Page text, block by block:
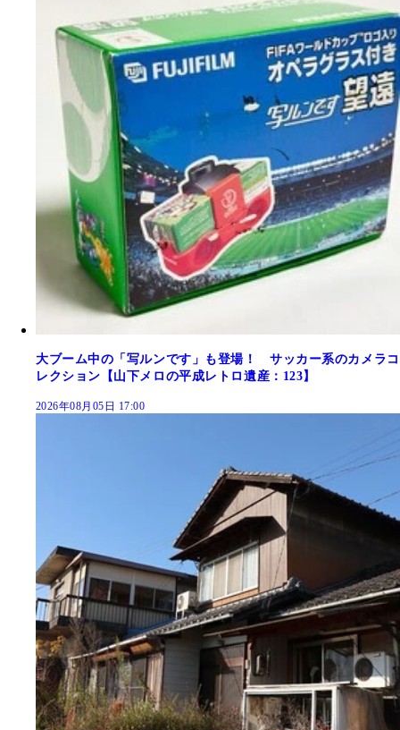
大ブーム中の「写ルンです」も登場！ サッカー系のカメラコ
レクション【山下メロの平成レトロ遺産：123】
2026年08月05日 17:00